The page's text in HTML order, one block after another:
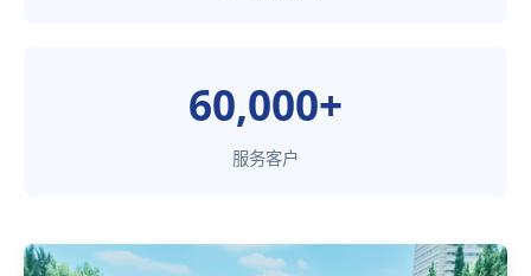
60,000+
服务客户